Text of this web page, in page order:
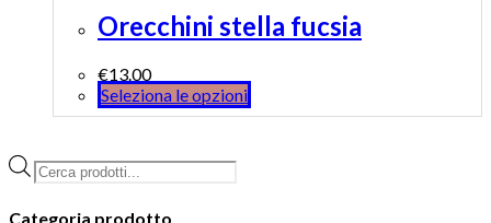
Orecchini stella fucsia
€13.00
Seleziona le opzioni
Products
search
Categoria prodotto